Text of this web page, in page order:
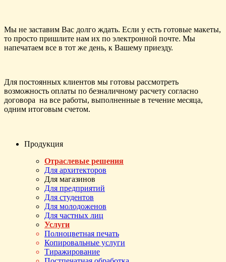
Мы не заставим Вас долго ждать. Если у есть готовые макеты,
то просто пришлите нам их по электронной почте. Мы
напечатаем все в тот же день, к Вашему приезду.
Для постоянных клиентов мы готовы рассмотреть
возможность оплаты по безналичному расчету согласно
договора на все работы, выполненные в течение месяца,
одним итоговым счетом.
Продукция
Отраслевые решения
Для архитекторов
Для магазинов
Для предприятий
Для студентов
Для молодоженов
Для частных лиц
Услуги
Полноцветная печать
Копировальные услуги
Тиражирование